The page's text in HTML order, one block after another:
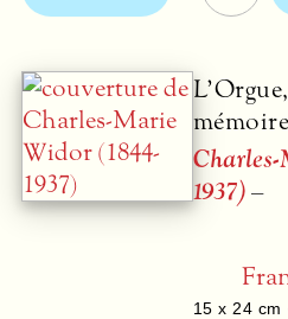
1937)–
15 x 24 cm